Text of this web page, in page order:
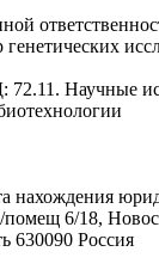
Научные
нахождения
помещ 6/18,
630090 Россия